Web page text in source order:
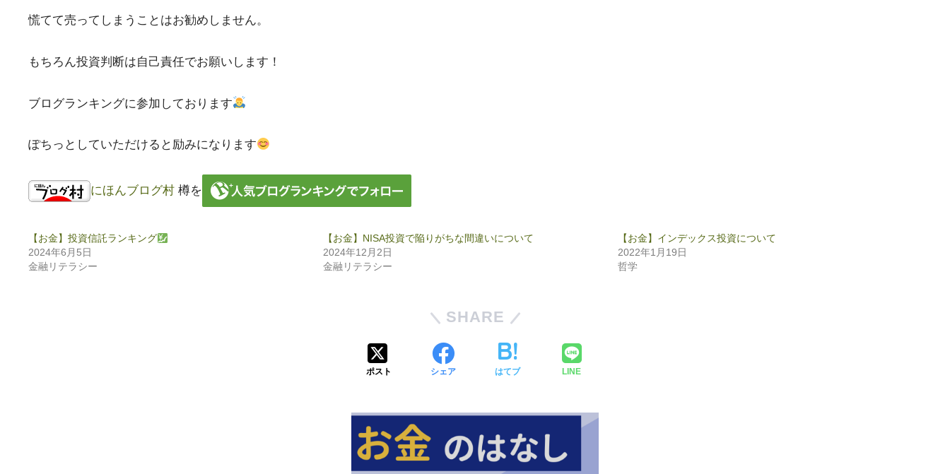
慌てて売ってしまうことはお勧めしません。
もちろん投資判断は自己責任でお願いします！
ブログランキングに参加しております
ぽちっとしていただけると励みになります
にほんブログ村 樽を
【お金】投資信託ランキング
2024年6月5日
金融リテラシー
【お金】NISA投資で陥りがちな間違いについて
2024年12月2日
金融リテラシー
【お金】インデックス投資について
2022年1月19日
哲学
SHARE
ポスト シェア はてブ LINE